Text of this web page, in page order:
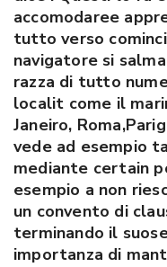
accomodaree
tutto verso
navigatore si
razza di tutto
localit come il
Janeiro,
vede ad esempio
mediante certain
esempio a non
un convento di
terminando il
importanza di